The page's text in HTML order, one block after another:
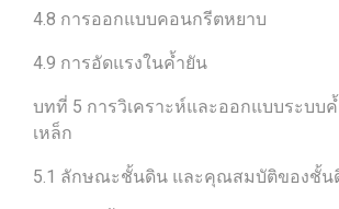
4.8 การออกแบบคอนกรีตหยาบ
4.9 การอัดแรงในค้ำยัน
บทที่ 5 การวิเคราะห์และออกแบบระบบ
เหล็ก
5.1 ลักษณะชั้นดิน และคุณสมบัติของชั้น